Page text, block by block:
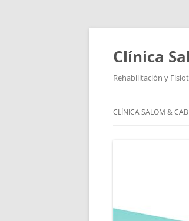
Saltar
contenido
Clínica
Rehabilitación y
CLÍNICA SALOM &